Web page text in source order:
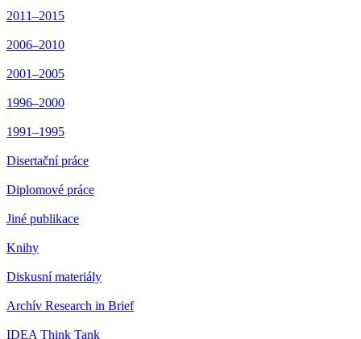
2011–2015
2006–2010
2001–2005
1996–2000
1991–1995
Disertační práce
Diplomové práce
Jiné publikace
Knihy
Diskusní materiály
Archív Research in Brief
IDEA Think Tank